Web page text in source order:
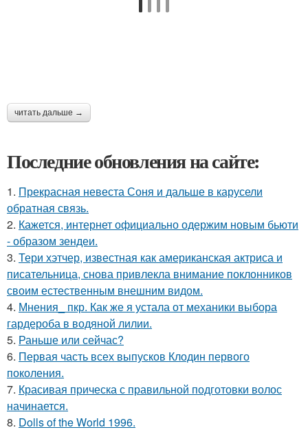
читать дальше →
Последние обновления на сайте:
1. Прекрасная невеста Соня и дальше в карусели
обратная связь.
2. Кажется, интернет официально одержим новым бьюти
- образом зендеи.
3. Тери хэтчер, известная как американская актриса и
писательница, снова привлекла внимание поклонников
своим естественным внешним видом.
4. Мнения_ пкр. Как же я устала от механики выбора
гардероба в водяной лилии.
5. Раньше или сейчас?
6. Первая часть всех выпусков Клодин первого
поколения.
7. Красивая прическа с правильной подготовки волос
начинается.
8. Dolls of the World 1996.